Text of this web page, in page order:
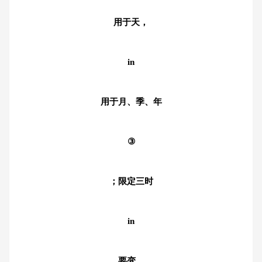
用于天，
in
用于月、季、年
③
；限定三时
in